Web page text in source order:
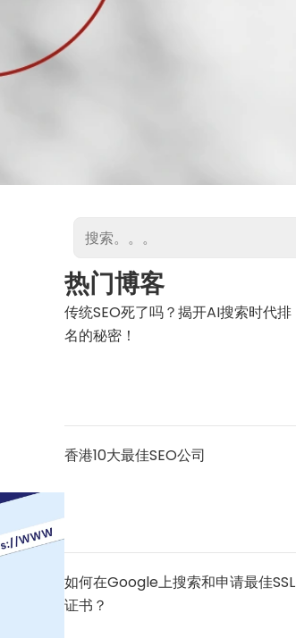
热门博客
传统SEO死了吗？揭开AI搜索时代排
名的秘密！
香港10大最佳SEO公司
如何在Google上搜索和申请最佳SSL
证书？